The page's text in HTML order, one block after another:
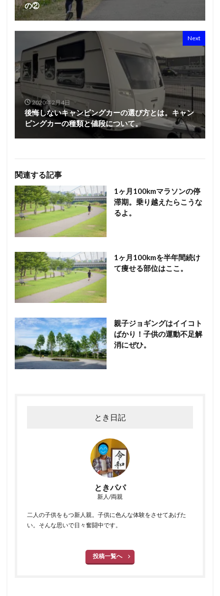
の②
Next
2020年2月4日
後悔しないキャンピングカーの選び方とは。キャン
ピングカーの種類と値段について。
関連する記事
1ヶ月100kmマラソンの停
滞期。乗り越えたらこうな
るよ。
1ヶ月100kmを半年間続け
て痩せる部位はここ。
親子ジョギングはイイコト
ばかり！子供の運動不足解
消にぜひ。
とき日記
ときパパ
新人/両親
二人の子供をもつ新人親。子供に色んな体験をさせてあげた
い。そんな思いで日々奮闘中です。
投稿一覧へ